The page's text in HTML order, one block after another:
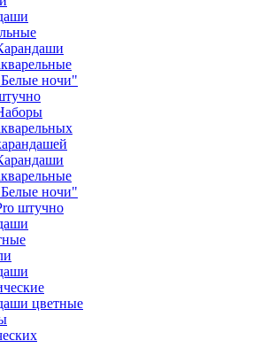
ночи"
ночи"
штучно
цветные